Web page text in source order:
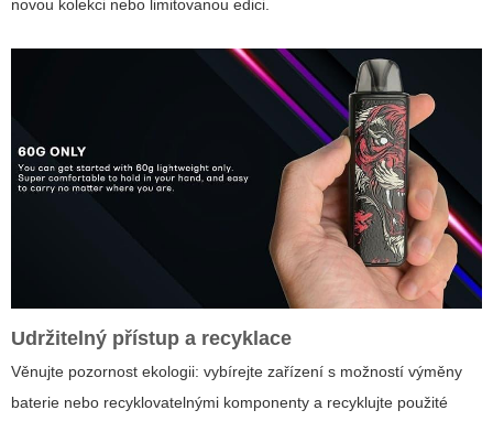
novou kolekci nebo limitovanou edici.
Udržitelný přístup a recyklace
Věnujte pozornost ekologii: vybírejte zařízení s možností výměny
baterie nebo recyklovatelnými komponenty a recyklujte použité